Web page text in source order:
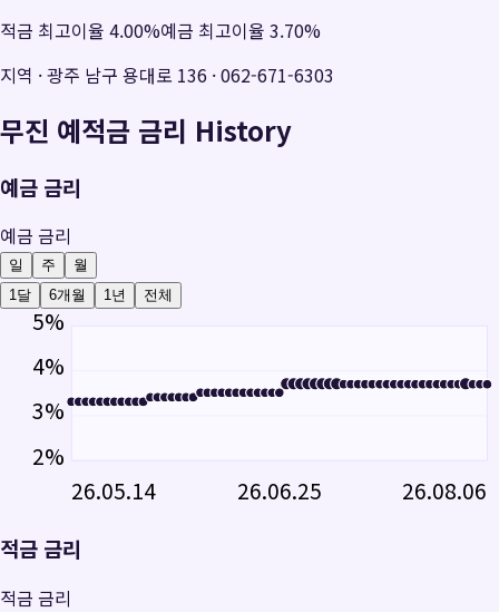
적금 최고이율 4.00%예금 최고이율 3.70%
지역 ·광주 남구 용대로 136 ·062-671-6303
무진 예적금 금리 History
예금 금리
예금 금리
일 주
월
1달
6개월 1년 전체
5%
4%
3%
2%
26.05.14
26.06.25 26.08.06
적금 금리
적금 금리